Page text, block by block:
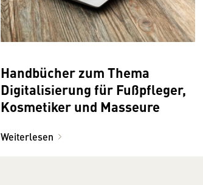
Handbücher zum Thema
Digitalisierung für Fußpfleger,
Kosmetiker und Masseure
Weiterlesen